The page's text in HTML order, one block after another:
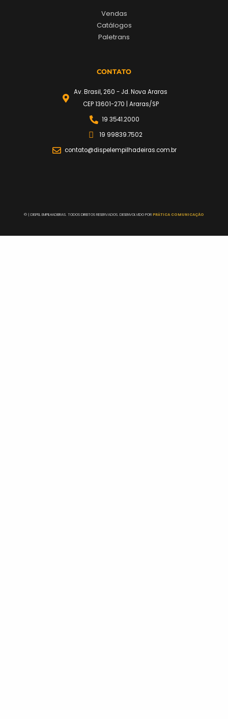
Vendas
Catálogos
Paletrans
CONTATO
Av. Brasil, 260 - Jd. Nova Araras
CEP 13601-270 | Araras/SP
19 3541.2000
19 99839.7502
contato@dispelempilhadeiras.com.br
© | DISPEL EMPILHADEIRAS. TODOS DIREITOS RESERVADOS. DESENVOLVIDO PORPRÁTICA COMUNICAÇÃO